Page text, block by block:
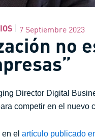
7 Septiembre 2023
no
Director Digital
competir en el nuevo
el artículo publicado